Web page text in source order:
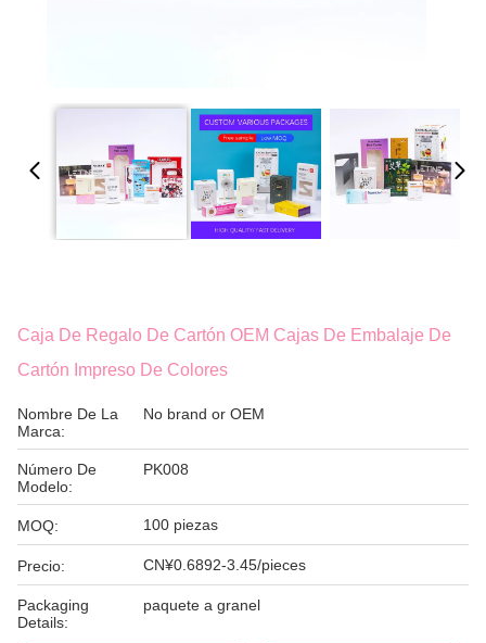
Caja De Regalo De Cartón OEM Cajas De Embalaje De
Cartón Impreso De Colores
Nombre De La
Marca:
No brand or OEM
Número De
Modelo:
PK008
MOQ: 100 piezas
Precio: CN¥0.6892-3.45/pieces
Packaging
Details:
paquete a granel